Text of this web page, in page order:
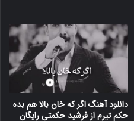
دانلود آهنگ اگر که خان بالا هم بده
حکم تیرم از فرشید حکمتی رایگان